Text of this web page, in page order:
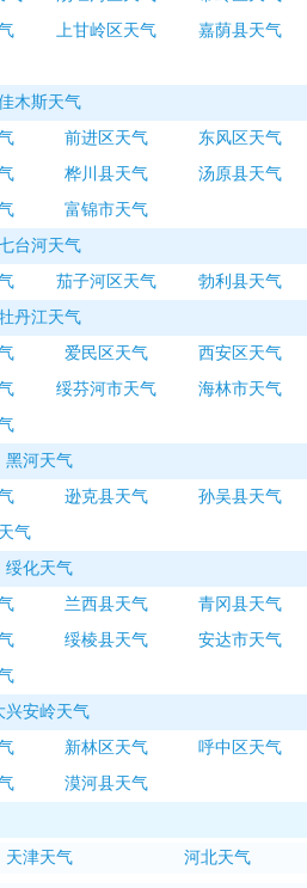
上甘岭区天气
嘉荫县天气
木斯天气
前进区天气
东风区天气
桦川县天气
汤原县天气
富锦市天气
台河天气
茄子河区天气
勃利县天气
丹江天气
爱民区天气
西安区天气
绥芬河市天气
海林市天气
黑河天气
逊克县天气
孙吴县天气
气
绥化天气
兰西县天气
青冈县天气
绥棱县天气
安达市天气
兴安岭天气
新林区天气
呼中区天气
漠河县天气
天津天气 河北天气